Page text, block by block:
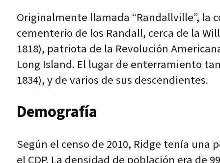
Originalmente llamada “Randallville”, la
cementerio de los Randall, cerca de la
1818), patriota de la Revolución
Long Island. El lugar de enterramiento
1834), y de varios de sus descendientes.
Demografía
Según el censo de 2010, Ridge tenía una